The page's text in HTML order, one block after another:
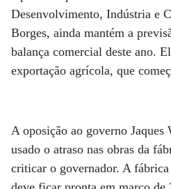
Desenvolvimento, Indústria e
Borges, ainda mantém a
balança comercial deste ano.
exportação agrícola, que
A oposição ao governo Jaques
usado o atraso nas obras da
criticar o governador. A fábrica